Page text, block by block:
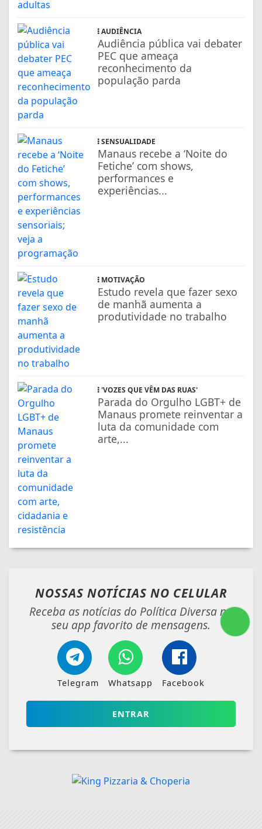
AUDIÊNCIA
Audiência pública vai debater
PEC que ameaça
reconhecimento da
população parda
SENSUALIDADE
Manaus recebe a ‘Noite do
Fetiche’ com shows,
performances e
experiências...
MOTIVAÇÃO
Estudo revela que fazer sexo
de manhã aumenta a
produtividade no trabalho
'VOZES QUE VÊM DAS RUAS'
Parada do Orgulho LGBT+ de
Manaus promete reinventar a
luta da comunidade com
arte,...
NOSSAS NOTÍCIAS NO CELULAR
Receba as notícias do Política Diversa no
seu app favorito de mensagens.
Telegram Whatsapp Facebook
ENTRAR